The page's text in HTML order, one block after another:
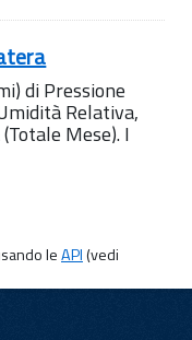
di Pressione
Relativa,
Mese). I
leAPI(vedi